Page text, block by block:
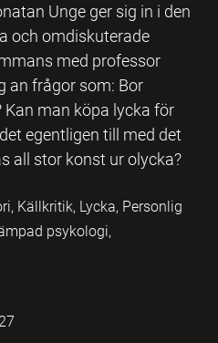
Unge ger sig in i den
och omdiskuterade
med professor
an frågor som: Bor
Kan man köpa lycka för
egentligen till med det
all stor konst ur olycka?
Källkritik, Lycka, Personlig
psykologi,